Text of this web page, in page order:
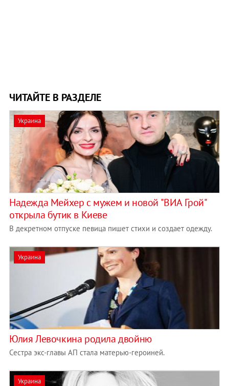
ЧИТАЙТЕ В РАЗДЕЛЕ
Украина
Надежда Мейхер с мужем и новой "ВИА Грой"
открыла бутик в Киеве
В декретном отпуске певица пишет стихи и создает одежду.
Украина
Юлия Левочкина родила двойню
Сестра экс-главы АП стала матерью-героиней.
Украина